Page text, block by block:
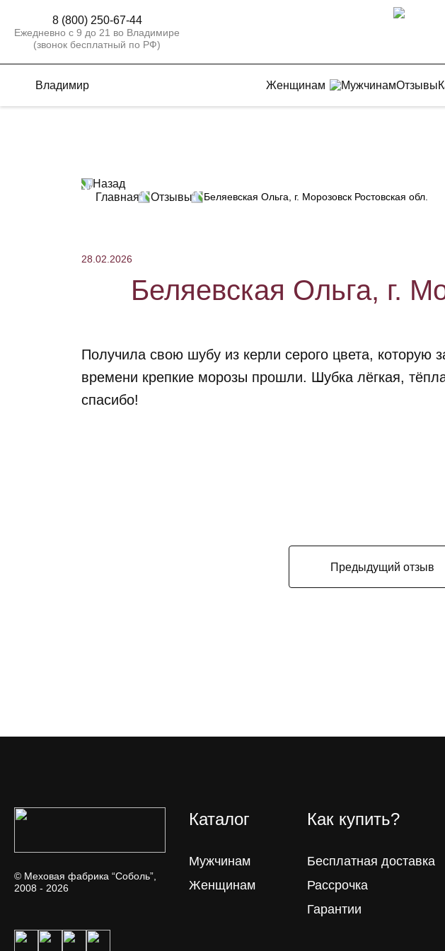
8 (800) 250-67-44
Ежедневно с 9 до 21 во Владимире
(звонок бесплатный по РФ)
Владимир Женщинам МужчинамОтзывы
Назад
Главная
Отзывы Беляевская Ольга, г. Морозовск Ростовская обл.
28.02.2026
Беляевская Ольга, г.
Получила свою шубу из керли серого цвета,
времени крепкие морозы прошли. Шубка лёгкая,
спасибо!
Предыдущий отзыв
© Меховая фабрика “Соболь”,
2008 - 2026
Каталог
Мужчинам
Женщинам
Как купить?
Бесплатная доставка
Рассрочка
Гарантии